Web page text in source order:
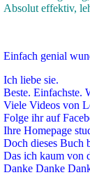
Absolut effektiv,
Einfach genial
Ich liebe sie.
Beste. Einfachste.
Viele Videos von
Folge ihr auf
Ihre Homepage
Doch dieses Buch
Das ich kaum von
Danke Danke